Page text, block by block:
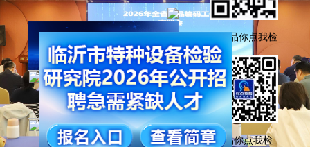
化妆品你点我检
食品你点我检